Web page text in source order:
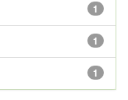
1
1
1